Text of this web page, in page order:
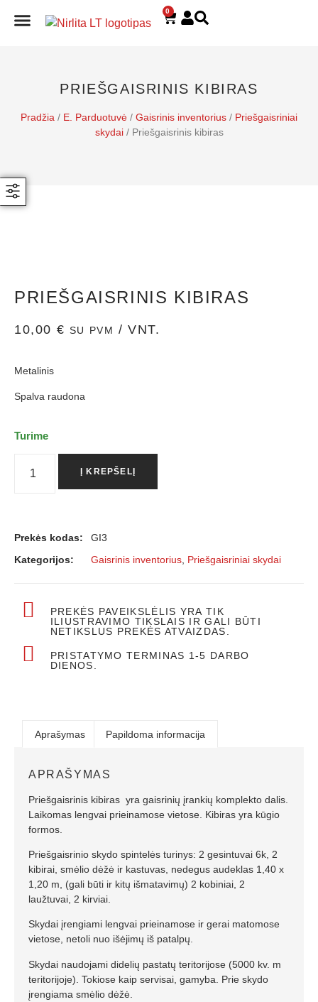
0
PRIEŠGAISRINIS KIBIRAS
Pradžia / E. Parduotuvė / Gaisrinis inventorius / Priešgaisriniai
skydai/ Priešgaisrinis kibiras
PRIEŠGAISRINIS KIBIRAS
10,00 € SU PVM / VNT.
Metalinis
Spalva raudona
Turime
Į KREPŠELĮ
Prekės kodas:
GI3
Kategorijos:
Gaisrinis inventorius, Priešgaisriniai skydai
PREKĖS PAVEIKSLĖLIS YRA TIK
ILIUSTRAVIMO TIKSLAIS IR GALI BŪTI
NETIKSLUS PREKĖS ATVAIZDAS.
PRISTATYMO TERMINAS 1-5 DARBO
DIENOS.
Aprašymas Papildoma informacija
APRAŠYMAS
Priešgaisrinis kibiras yra gaisrinių įrankių komplekto dalis.
L aikomas lengvai prieinamose vietose. Kibiras yra kūgio
formos.
Priešgaisrinio skydo spintelės turinys: 2 gesintuvai 6k, 2
kibirai, smėlio dėžė ir kastuvas, nedegus audeklas 1,40 x
1,20 m, (gali būti ir kitų išmatavimų) 2 kobiniai, 2
laužtuvai, 2 kirviai.
Skydai įrengiami lengvai prieinamose ir gerai matomose
vietose, netoli nuo išėjimų iš patalpų.
Skydai naudojami didelių pastatų teritorijose (5000 kv. m
teritorijoje). Tokiose kaip servisai, gamyba. Prie skydo
įrengiama smėlio dėžė.